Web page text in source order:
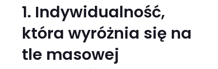
1. Indywidualność,
która wyróżnia się na
tle masowej